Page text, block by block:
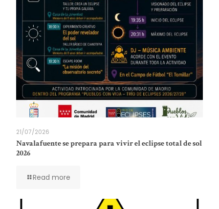
21/07/2026
Navalafuente se prepara para vivir el eclipse total de sol
2026
Read more